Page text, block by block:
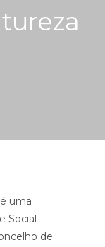
uma
Social
de